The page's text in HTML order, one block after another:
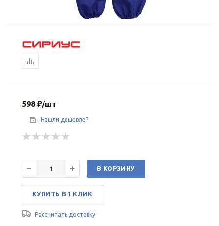
598 ₽/шт
Нашли дешевле?
В КОРЗИНУ
КУПИТЬ В 1 КЛИК
Рассчитать доставку